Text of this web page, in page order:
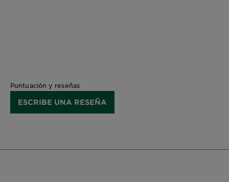
Puntuación y reseñas
ESCRIBE UNA RESEÑA